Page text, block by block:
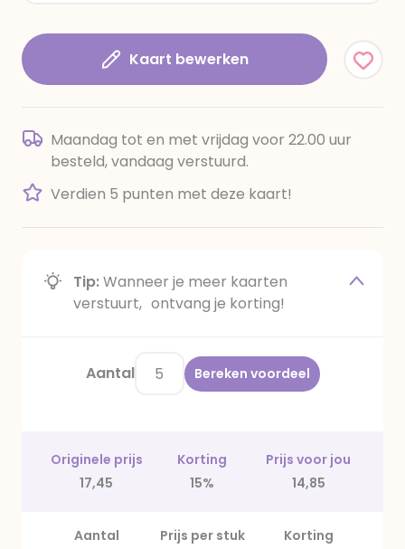
Kaart bewerken
Maandag tot en met vrijdag voor 22.00 uur
besteld, vandaag verstuurd.
Verdien 5 punten met deze kaart!
Tip:Wanneer je meer kaarten
verstuurt, ontvang je korting!
Aantal Bereken voordeel
Originele prijs Korting
Prijs voor jou
17,45
15% 14,85
Aantal Prijs per stuk
Korting